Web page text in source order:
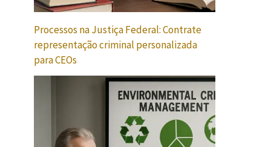
Processos na Justiça Federal: Contrate
representação criminal personalizada
para CEOs